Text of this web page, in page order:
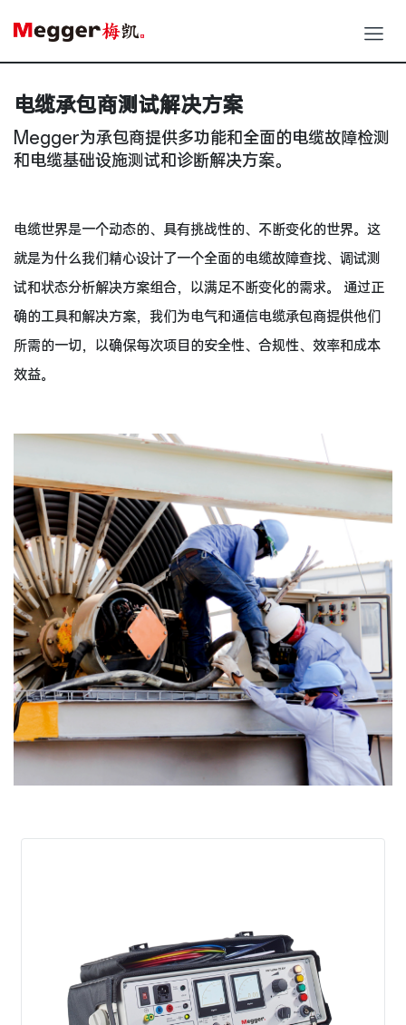
电缆承包商测试解决方案
Megger为承包商提供多功能和全面的电缆故障检测
和电缆基础设施测试和诊断解决方案。
电缆世界是一个动态的、具有挑战性的、不断变化的世界。这
就是为什么我们精心设计了一个全面的电缆故障查找、调试测
试和状态分析解决方案组合，以满足不断变化的需求。 通过正
确的工具和解决方案，我们为电气和通信电缆承包商提供他们
所需的一切，以确保每次项目的安全性、合规性、效率和成本
效益。